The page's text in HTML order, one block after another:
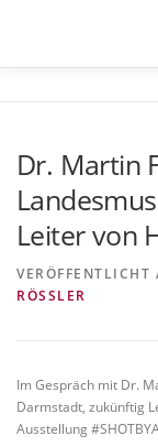
VITA/
Dr. Martin
Leiter von
VERÖFFENTLICHT
RÖSSLER
Im Gespräch mit Dr.
Darmstadt, zukünftig
Ausstellung